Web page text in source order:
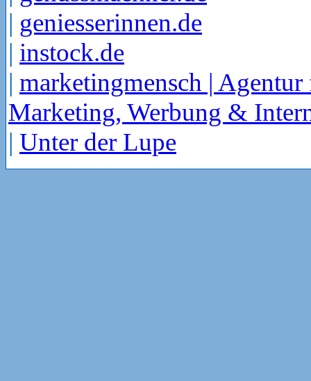
| geniesserinnen.de
| instock.de
| marketingmensch | Agentur
Marketing, Werbung &
| Unter der Lupe